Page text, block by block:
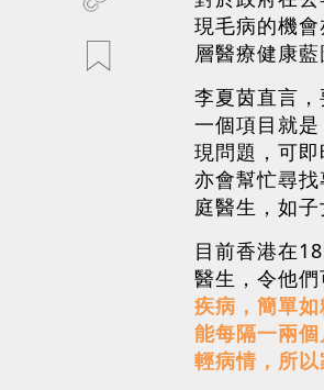
現毛病的機
層醫療健康
李夏茵直言
一個項目就
現問題，可
亦會幫忙尋
庭醫生，如
目前香港在
醫生，令他
疾病，簡單
能每隔一兩
輕病情，所以